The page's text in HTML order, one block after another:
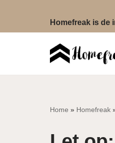
Homefreak is de
Home » Homefreak